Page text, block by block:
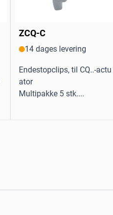
ZCQ-C
14 dages levering
Endestopclips, til CQ..-actu
ator
Multipakke 5 stk....